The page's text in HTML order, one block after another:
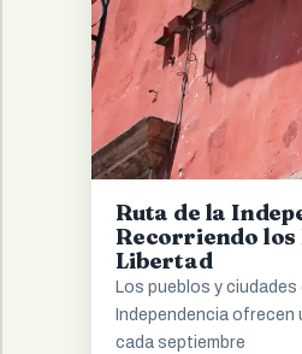
Ruta de la
Recorriendo los
Libertad
Los pueblos y
Independencia
cada septiembre